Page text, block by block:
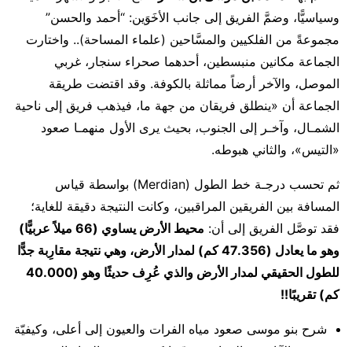
وسياسيًّا، وضمَّ الفريق إلى جانب الأخَوَين: “أحمد والحسن”
مجموعةً من الفلكيين والمسَّاحين (علماء المساحة).. واختارت
الجماعة مكانين منبسطين، أحدهما صحراء سنجار، غربي
الموصل، والآخر أرضاً مماثلة بالكوفة. وقد اقتضت طريقة
الجماعة أن «ينطلق فريقان من جهة ما، فيذهب فريق إلى ناحية
الشمـال، وآخـر إلى الجنوب، بحيث يرى الأول منهمـا صعود
«التيس»، والثاني هبوطه.
ثم تحسب درجـة خط الطول (Merdian) بواسطة قياس
المسافة بين الفريقين المراقبين، وكانت النتيجة دقيقة للغاية؛
فقد توصَّل الفريق إلى أن:
محيط الأرض يساوي (66 ميلاً عربيًّا)
وهو ما يعادل (47.356 كم) لمدار الأرض، وهي نتيجة مقارِبة جدًّا
للطول الحقيقي لمدار الأرض والذي عُرِف حديثًا وهو (40.000
كم) تقريبًا!!
شرح بنو موسى صعود مياه الفرات والعيون إلى أعلى، وكيفيّة